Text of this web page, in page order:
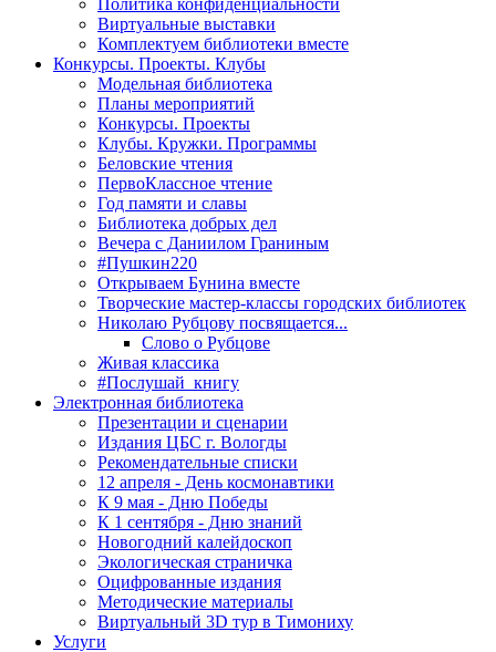
Виртуальные выставки
Комплектуем библиотеки вместе
Конкурсы. Проекты. Клубы
Модельная библиотека
Планы мероприятий
Конкурсы. Проекты
Клубы. Кружки. Программы
Беловские чтения
ПервоКлассное чтение
Год памяти и славы
Библиотека добрых дел
Вечера с Даниилом Граниным
#Пушкин220
Открываем Бунина вместе
Творческие мастер-классы городских библиотек
Николаю Рубцову посвящается...
Слово о Рубцове
Живая классика
#Послушай_книгу
Электронная библиотека
Презентации и сценарии
Издания ЦБС г. Вологды
Рекомендательные списки
12 апреля - День космонавтики
К 9 мая - Дню Победы
К 1 сентября - Дню знаний
Новогодний калейдоскоп
Экологическая страничка
Оцифрованные издания
Методические материалы
Виртуальный 3D тур в Тимониху
Услуги